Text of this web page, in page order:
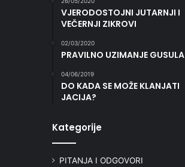
VJERODOSTOJNI JUTARNJI I
VEČERNJI ZIKROVI
02/03/2020
PRAVILNO UZIMANJE GUSULA
04/06/2019
DO KADA SE MOŽE KLANJATI
JACIJA?
Kategorije
PITANJA I ODGOVORI